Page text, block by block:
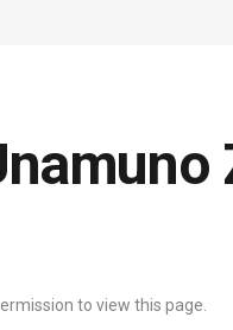
to view this page.